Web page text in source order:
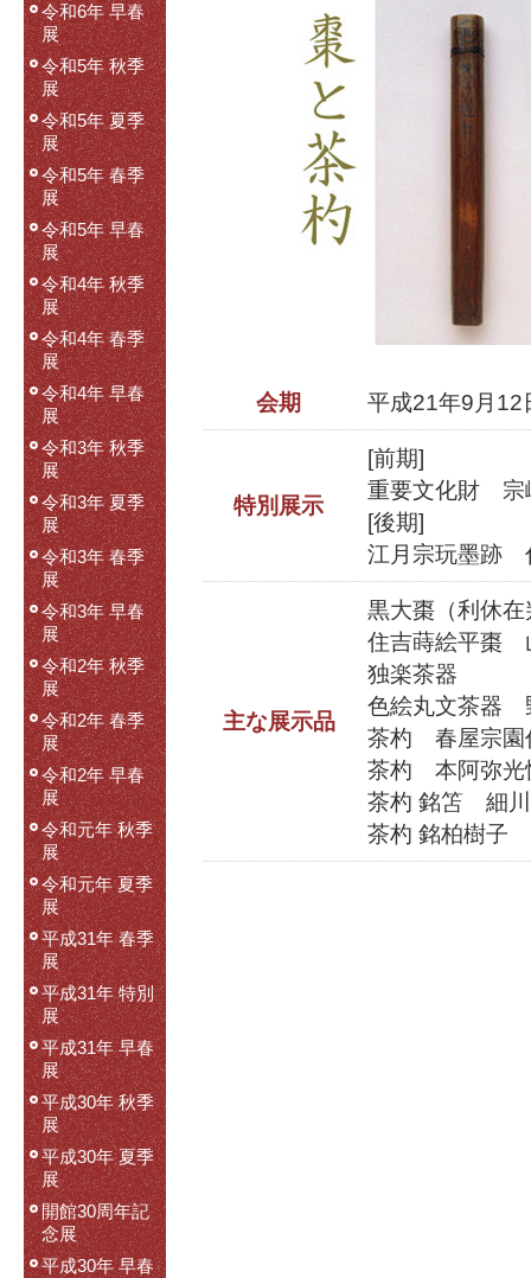
令和6年 早春
展
令和5年 秋季
展
令和5年 夏季
展
令和5年 春季
展
令和5年 早春
展
令和4年 秋季
展
令和4年 春季
展
令和4年 早春
展
令和3年 秋季
展
令和3年 夏季
展
令和3年 春季
展
令和3年 早春
展
令和2年 秋季
展
令和2年 春季
展
令和2年 早春
展
令和元年 秋季
展
令和元年 夏季
展
平成31年 春季
展
平成31年 特別
展
平成31年 早春
展
平成30年 秋季
展
平成30年 夏季
展
開館30周年記
念展
平成30年 早春
会期 平成21年9月12
特別展示
[前期]
重要文化財 宗
[後期]
江月宗玩墨跡
主な展示品
黒大棗（利休在
住吉蒔絵平棗
独楽茶器
色絵丸文茶器
茶杓 春屋宗園
茶杓 本阿弥光
茶杓 銘笘 細
茶杓 銘柏樹子